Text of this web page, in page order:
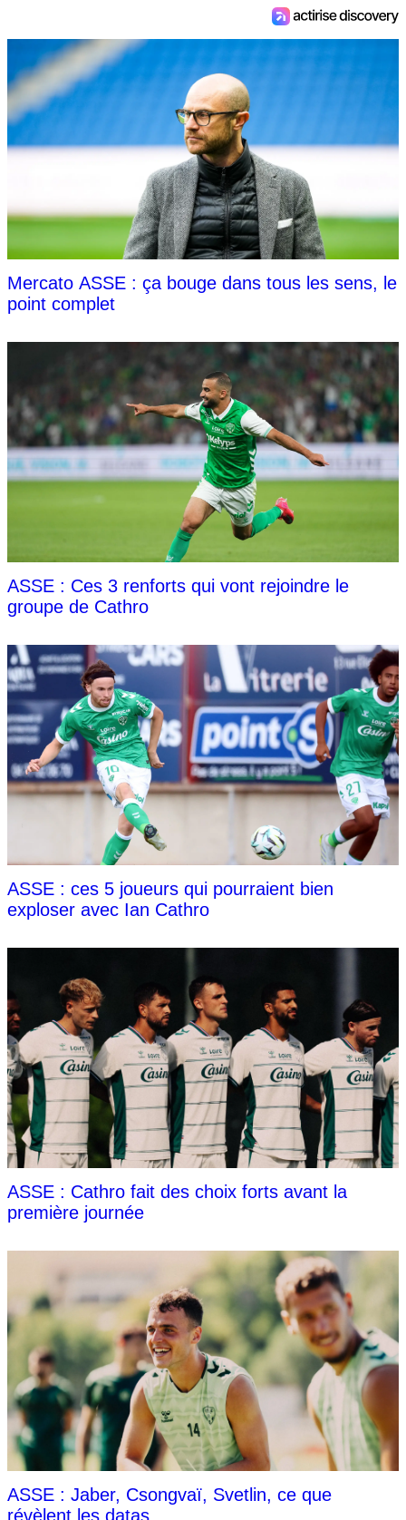
Mercato ASSE : ça bouge dans tous les sens, le
point complet
ASSE : Ces 3 renforts qui vont rejoindre le
groupe de Cathro
ASSE : ces 5 joueurs qui pourraient bien
exploser avec Ian Cathro
ASSE : Cathro fait des choix forts avant la
première journée
ASSE : Jaber, Csongvaï, Svetlin, ce que
révèlent les datas